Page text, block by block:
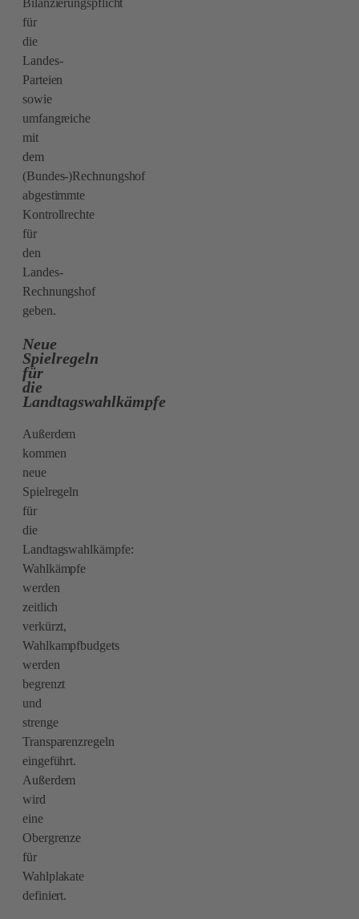
Bilanzierungspflicht
für
die
Landes-
Parteien
sowie
umfangreiche
mit
dem
(Bundes-)Rechnungshof
abgestimmte
Kontrollrechte
für
den
Landes-
Rechnungshof
geben.
Neue
Spielregeln
für
die
Landtagswahlkämpfe
Außerdem
kommen
neue
Spielregeln
für
die
Landtagswahlkämpfe:
Wahlkämpfe
werden
zeitlich
verkürzt,
Wahlkampfbudgets
werden
begrenzt
und
strenge
Transparenzregeln
eingeführt.
Außerdem
wird
eine
Obergrenze
für
Wahlplakate
definiert.